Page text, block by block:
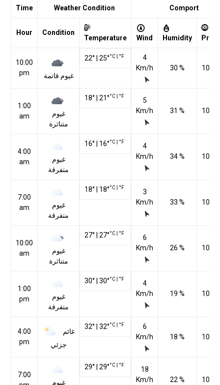
Time Weather Condition Comport
Hour Condition
Temperature Wind Humidity
10:00
pm
غيوم قاتمة
22° 25°°C °F
4
Km/h
30 % 1016
1:00
am
غيوم
متناثرة
18° 21°°C °F
5
Km/h
31 % 1016
4:00
am
غيوم
متفرقة
16° 16°°C °F
4
Km/h
34 % 1014
7:00
am
غيوم
متفرقة
18° 18°°C °F
3
Km/h
33 % 1014
10:00
am
غيوم
متناثرة
27° 27°°C °F
6
Km/h
26 % 1014
1:00
pm
غيوم
متفرقة
30° 30°°C °F
4
Km/h
19 % 1013
4:00
pm
غائم
جزئي
32° 32°°C °F
6
Km/h
18 % 1012
7:00
غيوم
29° 29°°C °F
18
Km/h
22 % 1011